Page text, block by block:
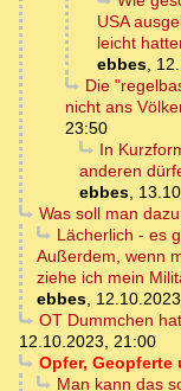
USA
leicht
ebbes,
Die
nicht ans
23:50
In
anderen
ebbes,
Was soll man
Lächerlich - es
Außerdem, wenn
ziehe ich mein
ebbes,
OT Dummchen
12.10.2023, 21:00
Opfer, Geopferte
Man kann das